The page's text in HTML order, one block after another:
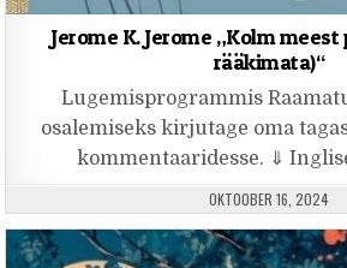
Jerome K. Jerome „Kolm
rääkimata)“
Lugemisprogrammis
osalemiseks kirjutage oma
kommentaaridesse. ⇓
PUBLISHED DATE:
OKTOOBER 16, 2024